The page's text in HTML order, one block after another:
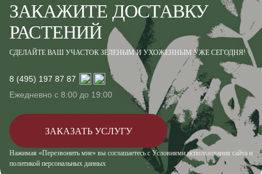
ЗАКАЖИТЕ ДОСТАВКУ
РАСТЕНИЙ
СДЕЛАЙТЕ ВАШ УЧАСТОК ЗЕЛЕНЫМ И УХОЖЕННЫМ УЖЕ СЕГОДНЯ!
8 (495) 197 87 87
Ежедневно с 8:00 до 19:00
Нажимая «Перезвонить мне» вы соглашаетесь с Условиями использования сайта и
политикой персональных данных
ЗАКАЗАТЬ УСЛУГУ